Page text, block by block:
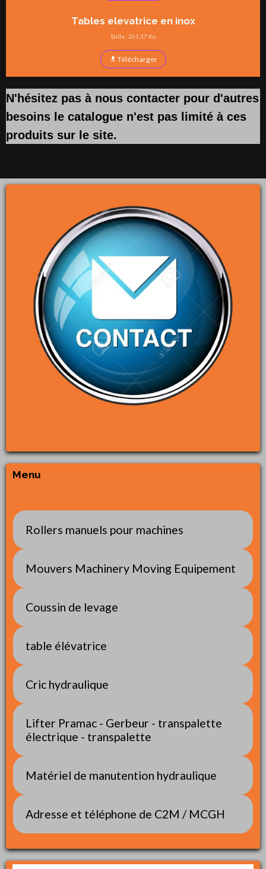
Tables elevatrice en inox
Taille : 261.37 Ko
Télécharger
N'hésitez pas à nous contacter pour d'autres
besoins le catalogue n'est pas limité à ces
produits sur le site.
Menu
Rollers manuels pour machines
Mouvers Machinery Moving Equipement
Coussin de levage
table élévatrice
Cric hydraulique
Lifter Pramac - Gerbeur - transpalette
électrique - transpalette
Matériel de manutention hydraulique
Adresse et téléphone de C2M / MCGH